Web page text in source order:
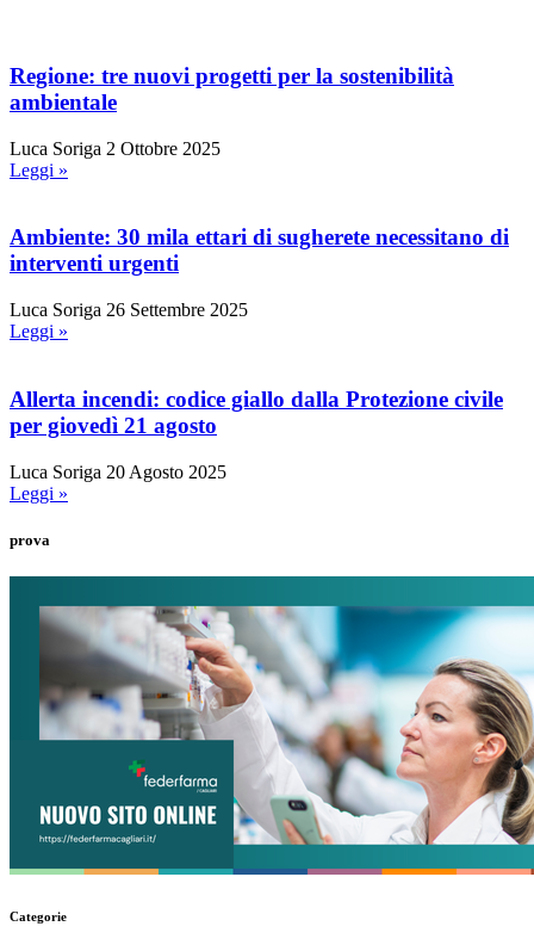
Regione: tre nuovi progetti per la sostenibilità
ambientale
Luca Soriga 2 Ottobre 2025
Leggi »
Ambiente: 30 mila ettari di sugherete necessitano di
interventi urgenti
Luca Soriga 26 Settembre 2025
Leggi »
Allerta incendi: codice giallo dalla Protezione civile
per giovedì 21 agosto
Luca Soriga 20 Agosto 2025
Leggi »
prova
Categorie